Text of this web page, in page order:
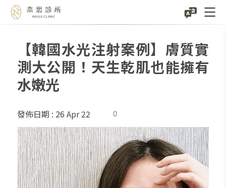
content
【韓國水光注射案例】膚質實
測大公開！天生乾肌也能擁有
水嫩光
26 Apr 22 0